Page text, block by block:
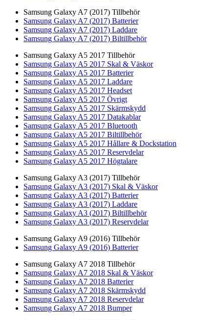
Samsung Galaxy A7 (2017) Tillbehör
Samsung Galaxy A7 (2017) Batterier
Samsung Galaxy A7 (2017) Laddare
Samsung Galaxy A7 (2017) Biltillbehör
Samsung Galaxy A5 2017 Tillbehör
Samsung Galaxy A5 2017 Skal & Väskor
Samsung Galaxy A5 2017 Batterier
Samsung Galaxy A5 2017 Laddare
Samsung Galaxy A5 2017 Headset
Samsung Galaxy A5 2017 Övrigt
Samsung Galaxy A5 2017 Skärmskydd
Samsung Galaxy A5 2017 Datakablar
Samsung Galaxy A5 2017 Bluetooth
Samsung Galaxy A5 2017 Biltillbehör
Samsung Galaxy A5 2017 Hållare & Dockstation
Samsung Galaxy A5 2017 Reservdelar
Samsung Galaxy A5 2017 Högtalare
Samsung Galaxy A3 (2017) Tillbehör
Samsung Galaxy A3 (2017) Skal & Väskor
Samsung Galaxy A3 (2017) Batterier
Samsung Galaxy A3 (2017) Laddare
Samsung Galaxy A3 (2017) Biltillbehör
Samsung Galaxy A3 (2017) Reservdelar
Samsung Galaxy A9 (2016) Tillbehör
Samsung Galaxy A9 (2016) Batterier
Samsung Galaxy A7 2018 Tillbehör
Samsung Galaxy A7 2018 Skal & Väskor
Samsung Galaxy A7 2018 Batterier
Samsung Galaxy A7 2018 Skärmskydd
Samsung Galaxy A7 2018 Reservdelar
Samsung Galaxy A7 2018 Bumper